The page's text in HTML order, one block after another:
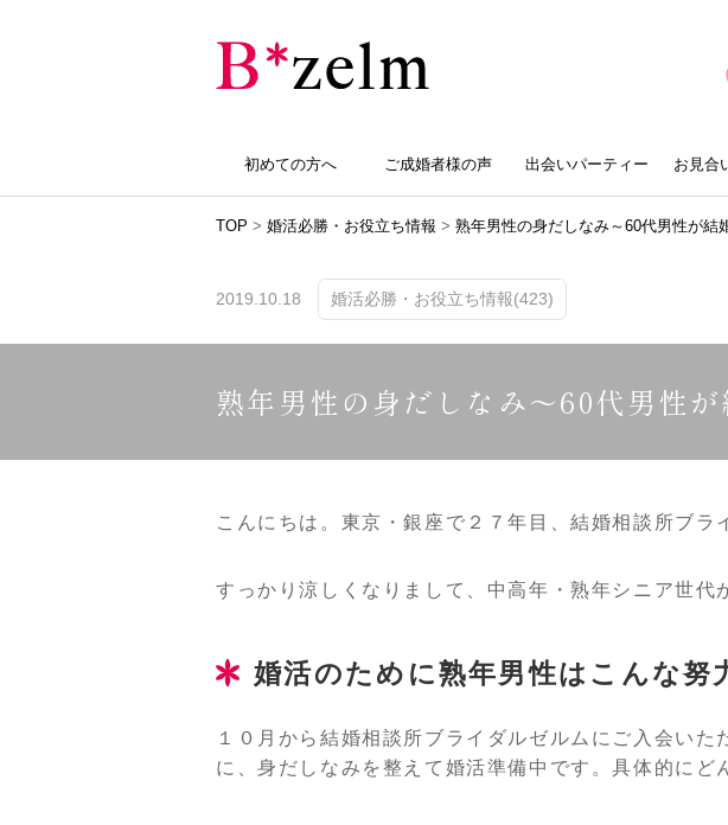
初めての方へ ご成婚者様の声 出会いパーティー お見合
TOP > 婚活必勝・お役立ち情報 > 熟年男性の身だしなみ～60代男性が結
2019.10.18 婚活必勝・お役立ち情報(423)
熟年男性の身だしなみ～60代男性
こんにちは。東京・銀座で２７年目、結婚相談所ブラ
すっかり涼しくなりまして、中高年・熟年シニア世代
婚活のために熟年男性はこんな努
１０月から結婚相談所ブライダルゼルムにご入会い
に、身だしなみを整えて婚活準備中です。具体的にど